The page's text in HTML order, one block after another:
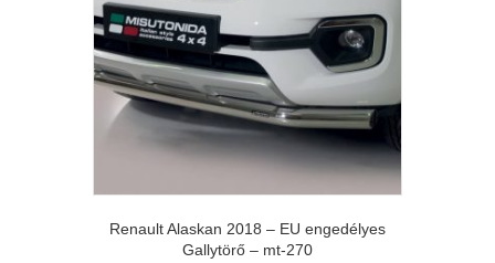
Renault Alaskan 2018 – EU engedélyes
Gallytörő – mt-270